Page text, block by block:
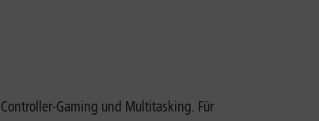
Gaming und Multitasking. Für